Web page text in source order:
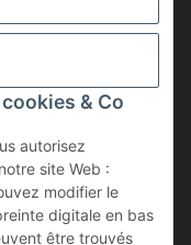
& Co
autorisez
site Web :
modifier le
digitale en bas
être trouvés